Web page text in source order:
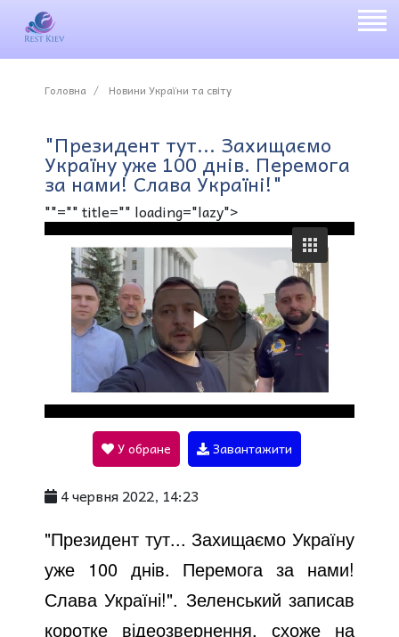
Головна Новини України та світу
"Президент тут... Захищаємо
Україну уже 100 днів. Перемога
за нами! Слава Україні!"
""="" title="" loading="lazy">
P
l
a
y
V
У обране Завантажити
4 червня 2022, 14:23
"Президент тут... Захищаємо Україну
уже 100 днів. Перемога за нами!
Слава Україні!". Зеленський записав
коротке відеозвернення, схоже на